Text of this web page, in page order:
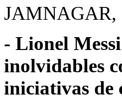
JAMNAGAR,
- Lionel Messi
inolvidables
iniciativas de